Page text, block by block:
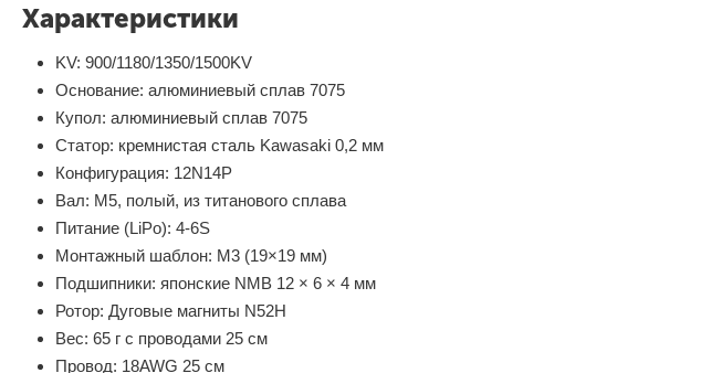
Характеристики
KV: 900/1180/1350/1500KV
Основание: алюминиевый сплав 7075
Купол: алюминиевый сплав 7075
Статор: кремнистая сталь Kawasaki 0,2 мм
Конфигурация: 12N14P
Вал: M5, полый, из титанового сплава
Питание (LiPo): 4-6S
Монтажный шаблон: M3 (19×19 мм)
Подшипники: японские NMB 12 × 6 × 4 мм
Ротор: Дуговые магниты N52H
Вес: 65 г с проводами 25 см
Провод: 18AWG 25 см